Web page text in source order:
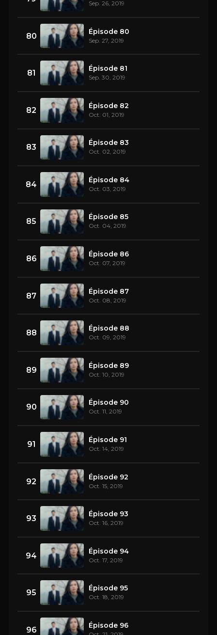
Sep. 26, 2019
80 Épisode 80
Sep. 27, 2019
81 Épisode 81
Sep. 30, 2019
82 Épisode 82
Oct. 01, 2019
83 Épisode 83
Oct. 02, 2019
84 Épisode 84
Oct. 03, 2019
85 Épisode 85
Oct. 04, 2019
86 Épisode 86
Oct. 07, 2019
87 Épisode 87
Oct. 08, 2019
88 Épisode 88
Oct. 09, 2019
89 Épisode 89
Oct. 10, 2019
90 Épisode 90
Oct. 11, 2019
91 Épisode 91
Oct. 14, 2019
92 Épisode 92
Oct. 15, 2019
93 Épisode 93
Oct. 16, 2019
94 Épisode 94
Oct. 17, 2019
95 Épisode 95
Oct. 18, 2019
96 Épisode 96